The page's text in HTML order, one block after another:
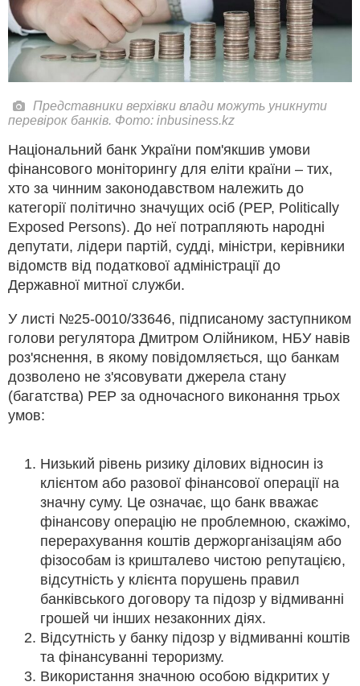
Представники верхівки влади можуть уникнути
перевірок банків. Фото: inbusiness.kz
Національний банк України пом'якшив умови
фінансового моніторингу для еліти країни – тих,
хто за чинним законодавством належить до
категорії політично значущих осіб (PEP, Politically
Exposed Persons). До неї потрапляють народні
депутати, лідери партій, судді, міністри, керівники
відомств від податкової адміністрації до
Державної митної служби.
У листі №25-0010/33646, підписаному заступником
голови регулятора Дмитром Олійником, НБУ навів
роз'яснення, в якому повідомляється, що банкам
дозволено не з'ясовувати джерела стану
(багатства) PEP за одночасного виконання трьох
умов:
Низький рівень ризику ділових відносин із
клієнтом або разової фінансової операції на
значну суму. Це означає, що банк вважає
фінансову операцію не проблемною, скажімо,
перерахування коштів держорганізаціям або
фізособам із кришталево чистою репутацією,
відсутність у клієнта порушень правил
банківського договору та підозр у відмиванні
грошей чи інших незаконних діях.
Відсутність у банку підозр у відмиванні коштів
та фінансуванні тероризму.
Використання значною особою відкритих у